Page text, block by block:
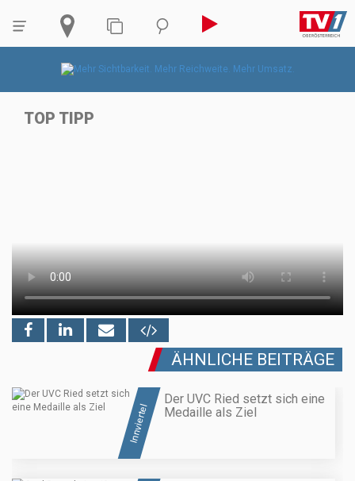
TOP TIPP
ÄHNLICHE BEITRÄGE
Innviertel
Der UVC Ried setzt sich eine
Medaille als Ziel